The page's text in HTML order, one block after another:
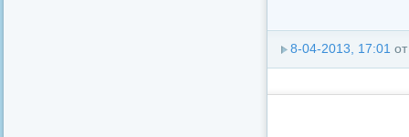
8-04-2013, 17:01